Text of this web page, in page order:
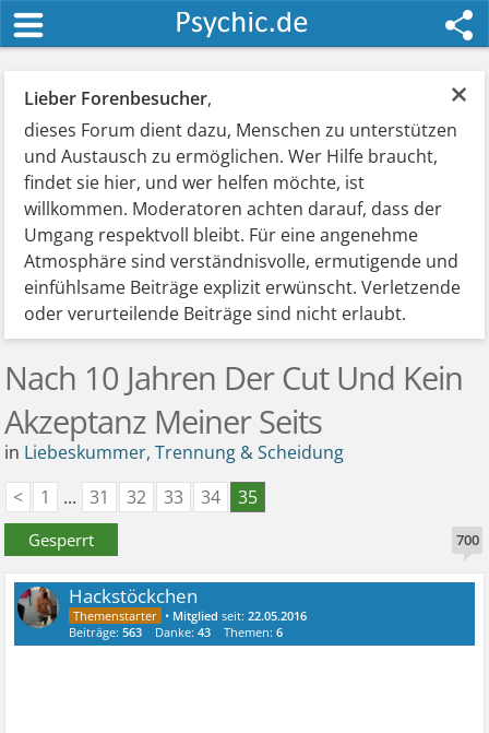
×
Lieber Forenbesucher,
dieses Forum dient dazu, Menschen zu unterstützen
und Austausch zu ermöglichen. Wer Hilfe braucht,
findet sie hier, und wer helfen möchte, ist
willkommen. Moderatoren achten darauf, dass der
Umgang respektvoll bleibt. Für eine angenehme
Atmosphäre sind verständnisvolle, ermutigende und
einfühlsame Beiträge explizit erwünscht. Verletzende
oder verurteilende Beiträge sind nicht erlaubt.
Nach 10 Jahren Der Cut Und Kein
Akzeptanz Meiner Seits
in Liebeskummer, Trennung & Scheidung
<
1 ... 31 32 33 34 35
Gesperrt 700
Hackstöckchen
• Mitglied seit:22.05.2016
Beiträge:563 Danke:43 Themen:6